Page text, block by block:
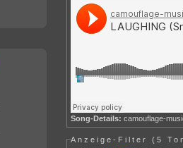
Song-Details: camouflage-
Anzeige-Filter (5